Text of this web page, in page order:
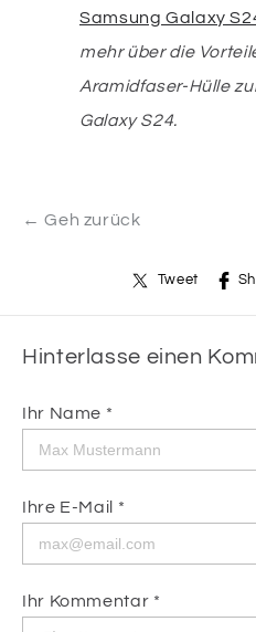
Samsung Galaxy
mehr über die
Aramidfaser-Hülle
Galaxy S24.
← Geh zurück
Tweet
Hinterlasse einen
Ihr Name *
Ihre E-Mail *
Ihr Kommentar *